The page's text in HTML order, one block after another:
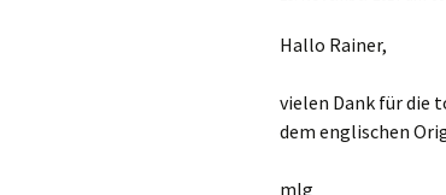
Hallo Rainer,
vielen Dank für die
dem englischen
mlg